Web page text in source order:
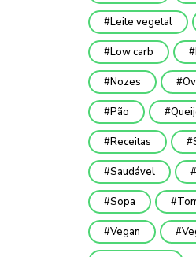
Leite vegetal
Low carb
Nozes
Pão
Receitas
Saudável
Sopa
Vegan